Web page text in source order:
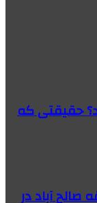
حقیقتی که
آباد در